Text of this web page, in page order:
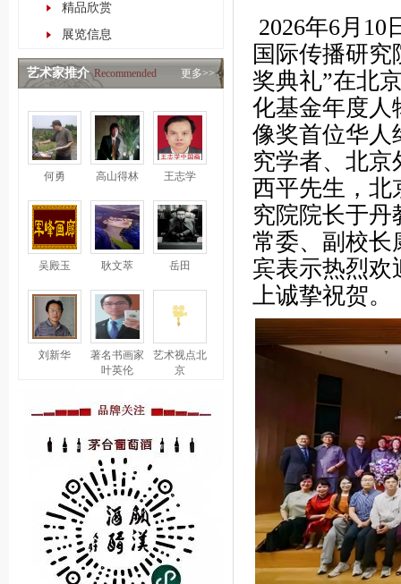
精品欣赏
展览信息
艺术家推介 Recommended 更多>>
何勇 高山得林 王志学
吴殿玉 耿文萃 岳田
刘新华
著名书画家
叶英伦
艺术视点北
京
2026年6月
国际传播研
奖典礼”在北
化基金年度人
像奖首位华人
究学者、北
西平先生，北
究院院长于
常委、副校长
宾表示热烈欢
上诚挚祝贺。